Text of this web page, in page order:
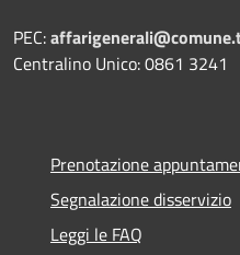
PEC:
Centralino Unico: 0861 3241
Prenotazione
Segnalazione disservizio
Leggi le FAQ